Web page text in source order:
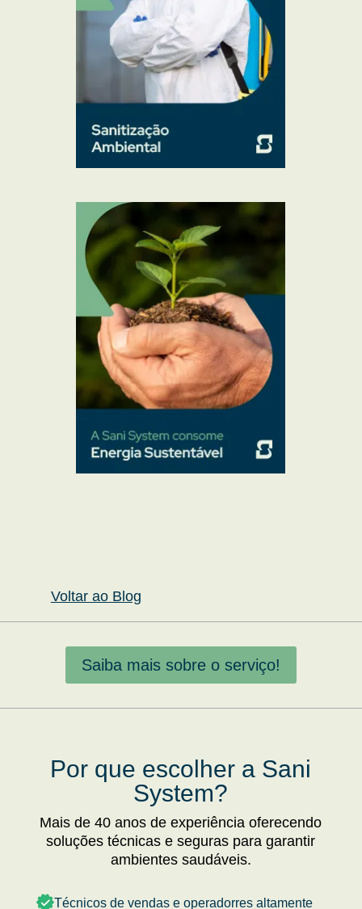
Voltar ao Blog
Saiba mais sobre o serviço!
Por que escolher a Sani
System?
Mais de 40 anos de experiência oferecendo
soluções técnicas e seguras para garantir
ambientes saudáveis.
Técnicos de vendas e operadorres altamente